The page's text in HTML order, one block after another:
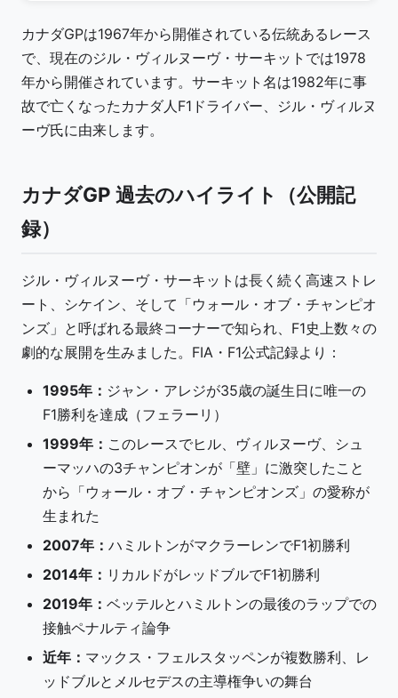
カナダGPは1967年から開催されている伝統あるレース
で、現在のジル・ヴィルヌーヴ・サーキットでは1978
年から開催されています。サーキット名は1982年に事
故で亡くなったカナダ人F1ドライバー、ジル・ヴィルヌ
ーヴ氏に由来します。
カナダGP 過去のハイライト（公開記
録）
ジル・ヴィルヌーヴ・サーキットは長く続く高速ストレ
ート、シケイン、そして「ウォール・オブ・チャンピオ
ンズ」と呼ばれる最終コーナーで知られ、F1史上数々の
劇的な展開を生みました。FIA・F1公式記録より：
1995年： ジャン・アレジが35歳の誕生日に唯一の
F1勝利を達成（フェラーリ）
1999年： このレースでヒル、ヴィルヌーヴ、シュ
ーマッハの3チャンピオンが「壁」に激突したこと
から「ウォール・オブ・チャンピオンズ」の愛称が
生まれた
2007年： ハミルトンがマクラーレンでF1初勝利
2014年： リカルドがレッドブルでF1初勝利
2019年： ベッテルとハミルトンの最後のラップでの
接触ペナルティ論争
近年： マックス・フェルスタッペンが複数勝利、レ
ッドブルとメルセデスの主導権争いの舞台